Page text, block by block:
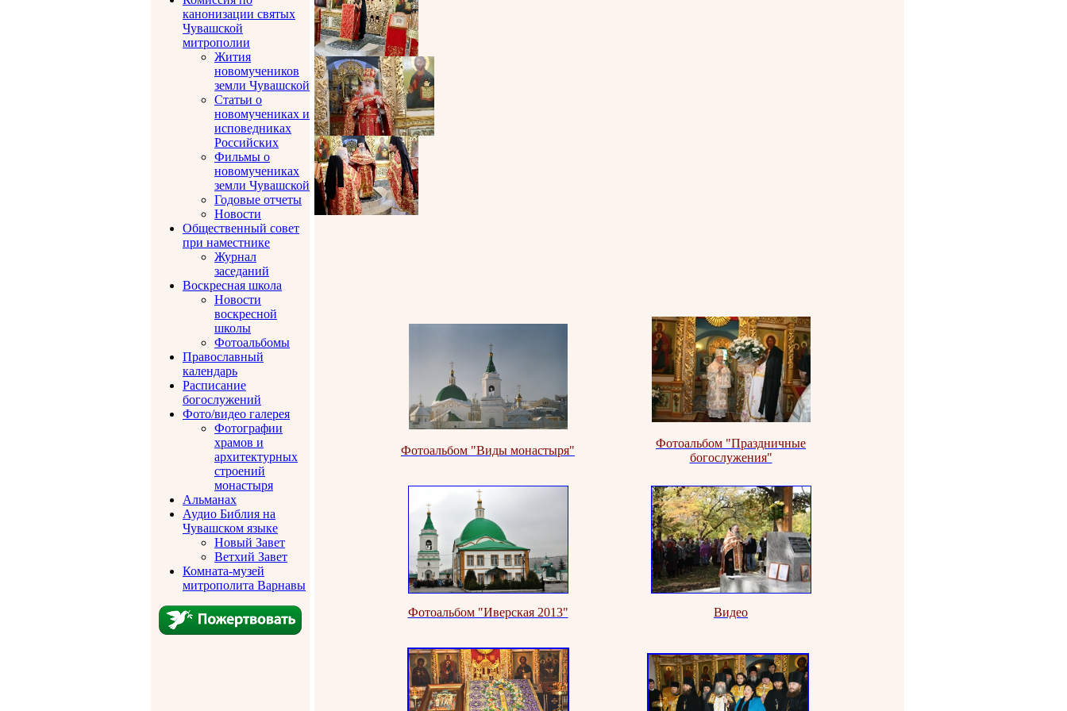
канонизации святых
Чувашской
митрополии
Жития
новомучеников
земли Чувашской
Статьи о
новомучениках и
исповедниках
Российских
Фильмы о
новомучениках
земли Чувашской
Годовые отчеты
Новости
Общественный совет
при наместнике
Журнал
заседаний
Воскресная школа
Новости
воскресной
школы
Фотоальбомы
Православный
календарь
Расписание
богослужений
Фото/видео галерея
Фотографии
храмов и
архитектурных
строений
монастыря
Альманах
Аудио Библия на
Чувашском языке
Новый Завет
Ветхий Завет
Комната-музей
митрополита Варнавы
Фотоальбом "Виды монастыря"
Фотоальбом "Праздничные
богослужения"
Фотоальбом "Иверская 2013" Видео